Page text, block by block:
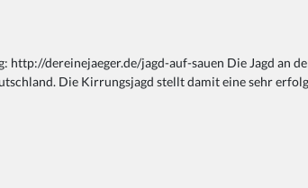
http://dereinejaeger.de/jagd-auf-sauen Die Jagd an
Die Kirrungsjagd stellt damit eine sehr